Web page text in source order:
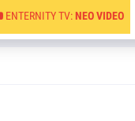
ENTERNITY TV:ΝΕΟ VIDEO